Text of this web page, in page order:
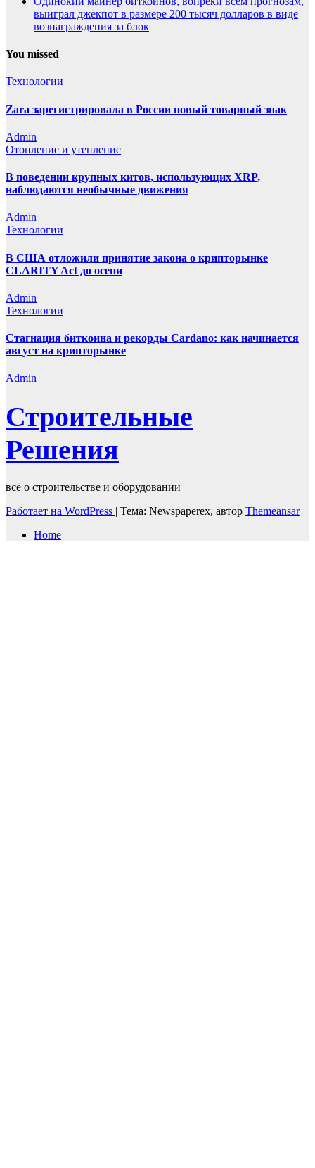
выиграл джекпот в размере 200 тысяч долларов в виде
вознаграждения за блок
You missed
Технологии
Zara зарегистрировала в России новый товарный знак
Admin
Отопление и утепление
В поведении крупных китов, использующих XRP,
наблюдаются необычные движения
Admin
Технологии
В США отложили принятие закона о крипторынке
CLARITY Act до осени
Admin
Технологии
Стагнация биткоина и рекорды Cardano: как начинается
август на крипторынке
Admin
Строительные
Решения
всё о строительстве и оборудовании
Работает на WordPress | Тема: Newspaperex, автор Themeansar
Home